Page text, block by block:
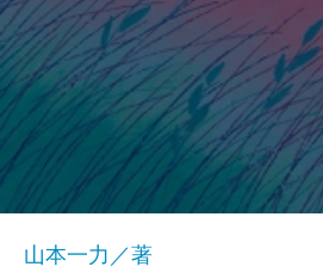
山本一力／著